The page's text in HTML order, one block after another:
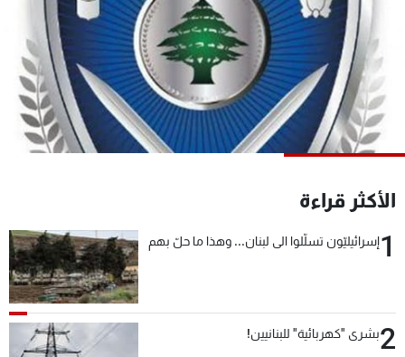
الأكثر قراءة
1إسرائيليّون تسلّلوا الى لبنان... وهذا ما حلّ بهم
2بشرى "كهربائية" للبنانيين!
منوعات رياضة
كأس العالم
البرامج
جدول البرامج
شاهد البرامج
الترددات
شروط الإسـتخدام
سياسة الخصوصية